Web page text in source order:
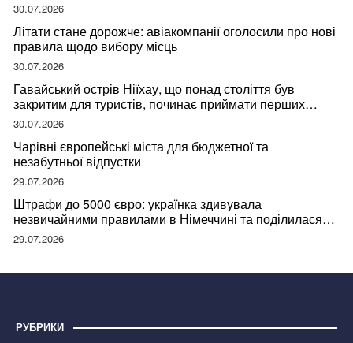
30.07.2026
Літати стане дорожче: авіакомпанії оголосили про нові
правила щодо вибору місць
30.07.2026
Гавайський острів Ніїхау, що понад століття був
закритим для туристів, починає приймати перших
відвідувачів
30.07.2026
Чарівні європейські міста для бюджетної та
незабутньої відпустки
29.07.2026
Штрафи до 5000 євро: українка здивувала
незвичайними правилами в Німеччині та поділилася
правдою
29.07.2026
РУБРИКИ